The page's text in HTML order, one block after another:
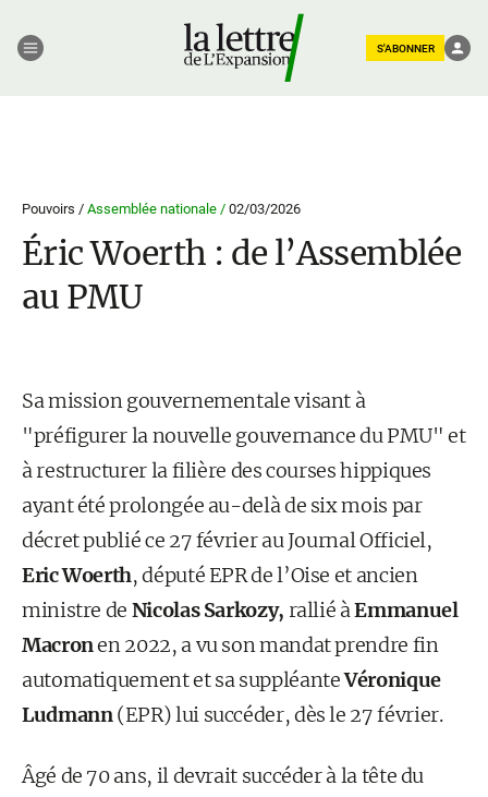
S'ABONNER
Pouvoirs / Assemblée nationale / 02/03/2026
Éric Woerth : de l’Assemblée
au PMU
Sa mission gouvernementale visant à
"préfigurer la nouvelle gouvernance du PMU" et
à restructurer la filière des courses hippiques
ayant été prolongée au-delà de six mois par
décret publié ce 27 février au Journal Officiel,
Eric Woerth, député EPR de l’Oise et ancien
ministre de Nicolas Sarkozy, rallié àEmmanuel
Macronen 2022, a vu son mandat prendre fin
automatiquement et sa suppléanteVéronique
Ludmann(EPR) lui succéder, dès le 27 février.
Âgé de 70 ans, il devrait succéder à la tête du